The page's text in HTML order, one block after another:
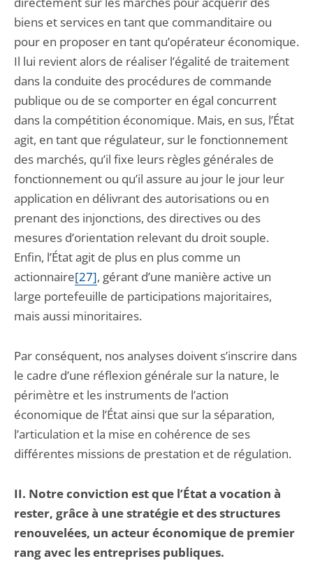
biens et services en tant que commanditaire ou
pour en proposer en tant qu’opérateur économique.
Il lui revient alors de réaliser l’égalité de traitement
dans la conduite des procédures de commande
publique ou de se comporter en égal concurrent
dans la compétition économique. Mais, en sus, l’État
agit, en tant que régulateur, sur le fonctionnement
des marchés, qu’il fixe leurs règles générales de
fonctionnement ou qu’il assure au jour le jour leur
application en délivrant des autorisations ou en
prenant des injonctions, des directives ou des
mesures d’orientation relevant du droit souple.
Enfin, l’État agit de plus en plus comme un
actionnaire[27], gérant d’une manière active un
large portefeuille de participations majoritaires,
mais aussi minoritaires.
Par conséquent, nos analyses doivent s’inscrire dans
le cadre d’une réflexion générale sur la nature, le
périmètre et les instruments de l’action
économique de l’État ainsi que sur la séparation,
l’articulation et la mise en cohérence de ses
différentes missions de prestation et de régulation.
II. Notre conviction est que l’État a vocation à
rester, grâce à une stratégie et des structures
renouvelées, un acteur économique de premier
rang avec les entreprises publiques.